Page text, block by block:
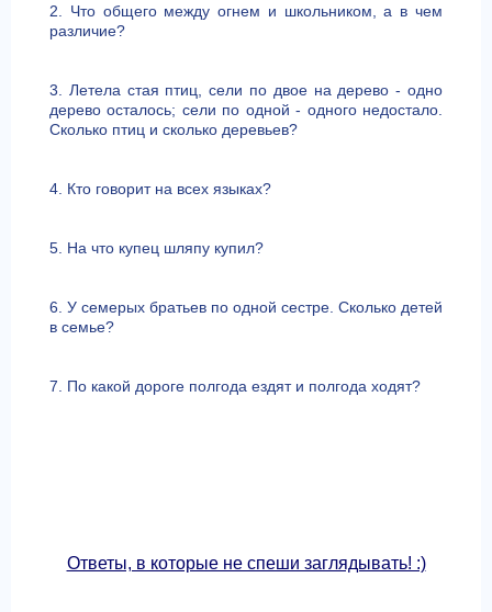
2. Что общего между огнем и школьником, а в чем
различие?
3. Летела стая птиц, сели по двое на дерево - одно
дерево осталось; сели по одной - одного недостало.
Сколько птиц и сколько деревьев?
4. Кто говорит на всех языках?
5. На что купец шляпу купил?
6. У семерых братьев по одной сестре. Сколько детей
в семье?
7. По какой дороге полгода ездят и полгода ходят?
Ответы, в которые не спеши заглядывать! :)